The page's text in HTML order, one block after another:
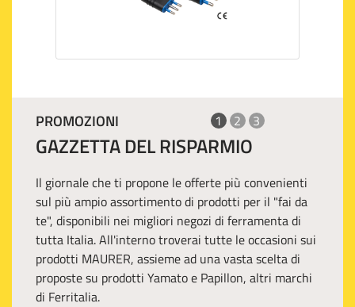
PROMOZIONI 1 2 3
GAZZETTA DEL RISPARMIO
Il giornale che ti propone le offerte più convenienti
sul più ampio assortimento di prodotti per il "fai da
te", disponibili nei migliori negozi di ferramenta di
tutta Italia. All'interno troverai tutte le occasioni sui
prodotti MAURER, assieme ad una vasta scelta di
proposte su prodotti Yamato e Papillon, altri marchi
di Ferritalia.